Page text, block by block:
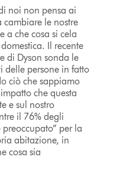
noi non pensa ai
le nostre
a che cosa si cela
Il recente
di Dyson sonda le
delle persone in fatto
ciò che sappiamo
che questa
e sul nostro
il 76% degli
preoccupato” per la
abitazione, in
cosa sia